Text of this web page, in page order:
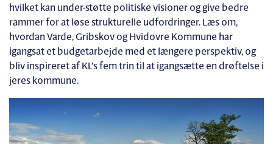
hvilket kan under-støtte politiske visioner og give bedre
rammer for at løse strukturelle udfordringer. Læs om,
hvordan Varde, Gribskov og Hvidovre Kommune har
igangsat et budgetarbejde med et længere perspektiv, og
bliv inspireret af KL’s fem trin til at igangsætte en drøftelse i
jeres kommune.